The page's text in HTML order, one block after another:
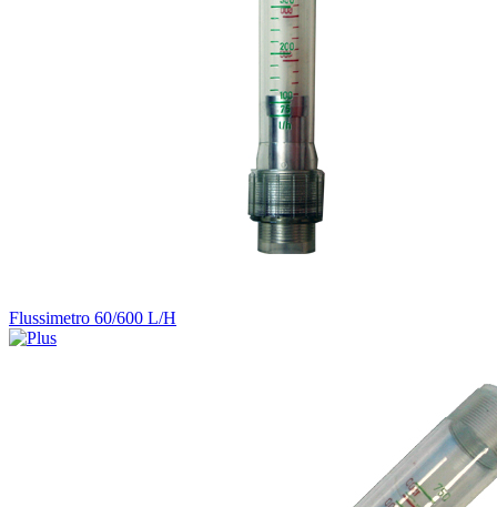
Flussimetro 60/600 L/H